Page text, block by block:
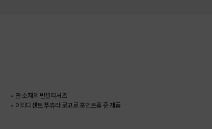
• 면 소재의 반팔티셔츠
• 이리디센트 푸츄라 로고로 포인트를 준 제품